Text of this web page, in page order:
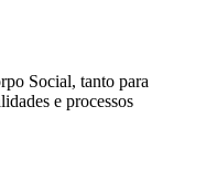
Social, tanto para
e processos